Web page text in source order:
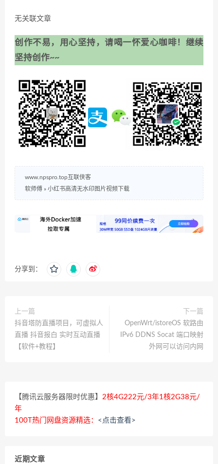
无关联文章
创作不易，用心坚持，请喝一怀爱心咖啡！继续
坚持创作~~
www.npspro.top互联侠客
软师傅 » 小红书高清无水印图片视频下载
分享到：
上一篇
抖音塔防直播项目，可虚拟人
直播 抖音报白 实时互动直播
【软件+教程】
下一篇
OpenWrt/istoreOS 软路由
IPv6 DDNS Socat 端口映射
外网可以访问内网
【腾讯云服务器限时优惠】 2核4G222元/3年1核2G38元/
年
100T热门网盘资源精选： <点击查看>
近期文章